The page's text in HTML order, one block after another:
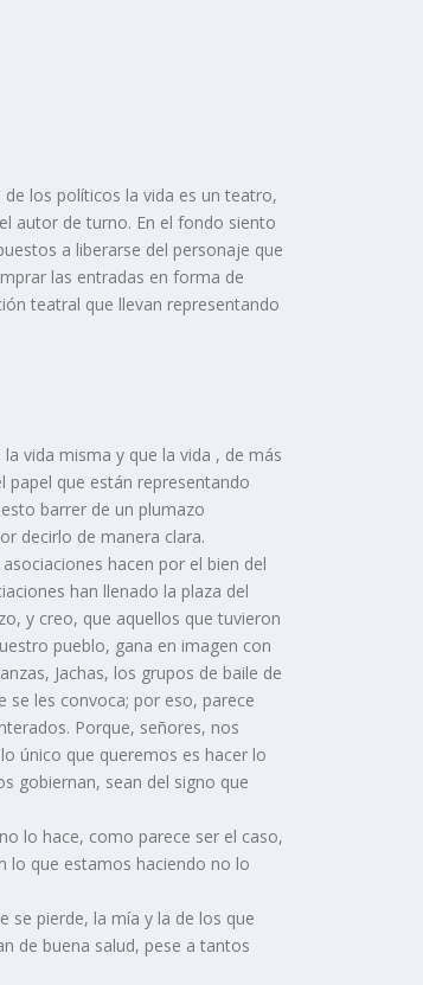
los políticos la vida es un teatro,
autor de turno. En el fondo siento
a liberarse del personaje que
las entradas en forma de
teatral que llevan representando
vida misma y que la vida , de más
que están representando
barrer de un plumazo
decirlo de manera clara.
hacen por el bien del
han llenado la plaza del
y creo, que aquellos que tuvieron
pueblo, gana en imagen con
Jachas, los grupos de baile de
se les convoca; por eso, parece
Porque, señores, nos
único que queremos es hacer lo
gobiernan, sean del signo que
lo hace, como parece ser el caso,
lo que estamos haciendo no lo
se pierde, la mía y la de los que
de buena salud, pese a tantos